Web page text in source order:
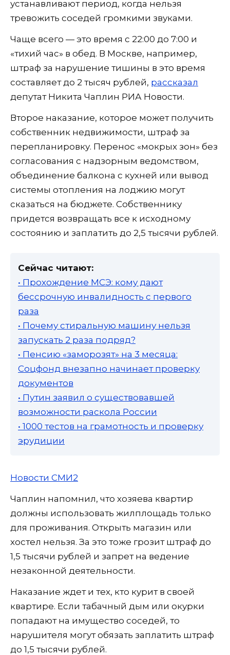
устанавливают период, когда нельзя
тревожить соседей громкими звуками.
Чаще всего — это время с 22:00 до 7:00 и
«тихий час» в обед. В Москве, например,
штраф за нарушение тишины в это время
составляет до 2 тысяч рублей, рассказал
депутат Никита Чаплин РИА Новости.
Второе наказание, которое может получить
собственник недвижимости, штраф за
перепланировку. Перенос «мокрых зон» без
согласования с надзорным ведомством,
объединение балкона с кухней или вывод
системы отопления на лоджию могут
сказаться на бюджете. Собственнику
придется возвращать все к исходному
состоянию и заплатить до 2,5 тысячи рублей.
Сейчас читают:
• Прохождение МСЭ: кому дают
бессрочную инвалидность с первого
раза
• Почему стиральную машину нельзя
запускать 2 раза подряд?
• Пенсию «заморозят» на 3 месяца:
Соцфонд внезапно начинает проверку
документов
• Путин заявил о существовавшей
возможности раскола России
• 1000 тестов на грамотность и проверку
эрудиции
Новости СМИ2
Чаплин напомнил, что хозяева квартир
должны использовать жилплощадь только
для проживания. Открыть магазин или
хостел нельзя. За это тоже грозит штраф до
1,5 тысячи рублей и запрет на ведение
незаконной деятельности.
Наказание ждет и тех, кто курит в своей
квартире. Если табачный дым или окурки
попадают на имущество соседей, то
нарушителя могут обязать заплатить штраф
до 1,5 тысячи рублей.